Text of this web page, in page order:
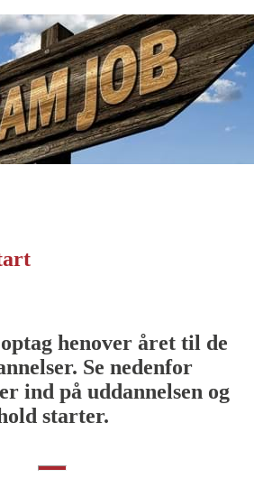
henover året til de
Se nedenfor
ind på uddannelsen og
starter.